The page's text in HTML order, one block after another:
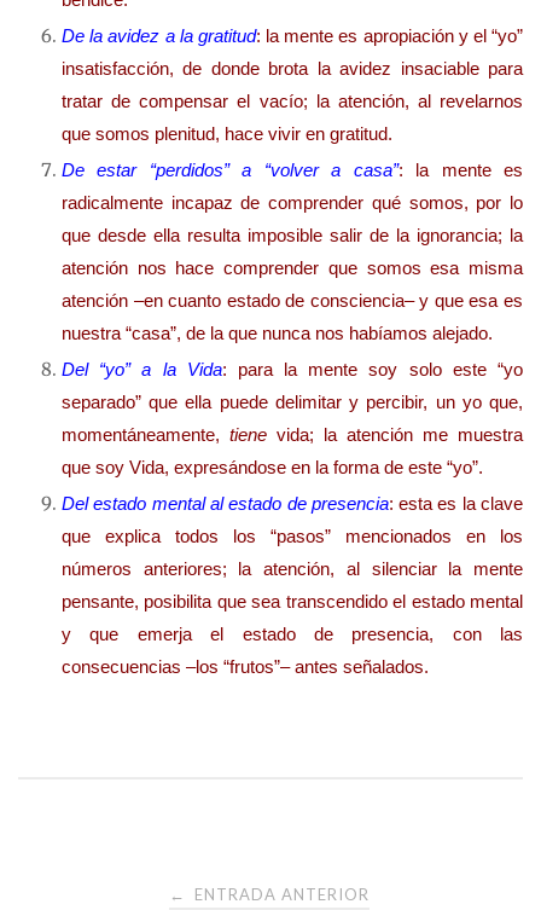
De la avidez a la gratitud: la mente es apropiación y el “yo”
insatisfacción, de donde brota la avidez insaciable para
tratar de compensar el vacío; la atención, al revelarnos
que somos plenitud, hace vivir en gratitud.
De estar “perdidos” a “volver a casa”: la mente es
radicalmente incapaz de comprender qué somos, por lo
que desde ella resulta imposible salir de la ignorancia; la
atención nos hace comprender que somos esa misma
atención –en cuanto estado de consciencia– y que esa es
nuestra “casa”, de la que nunca nos habíamos alejado.
Del “yo” a la Vida: para la mente soy solo este “yo
separado” que ella puede delimitar y percibir, un yo que,
momentáneamente, tiene vida; la atención me muestra
que soy Vida, expresándose en la forma de este “yo”.
Del estado mental al estado de presencia: esta es la clave
que explica todos los “pasos” mencionados en los
números anteriores; la atención, al silenciar la mente
pensante, posibilita que sea transcendido el estado mental
y que emerja el estado de presencia, con las
consecuencias –los “frutos”– antes señalados.
Navegación
← ENTRADA ANTERIOR